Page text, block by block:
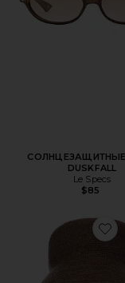
DUSKFALL
Le Specs
$85